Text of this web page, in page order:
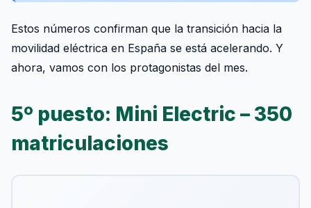
Estos números confirman que la transición hacia la
movilidad eléctrica en España se está acelerando. Y
ahora, vamos con los protagonistas del mes.
5º puesto: Mini Electric – 350
matriculaciones